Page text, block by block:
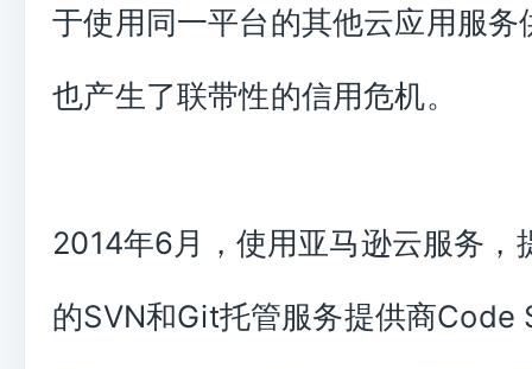
于使用同一平台的其他云应用服务
也产生了联带性的信用危机。
2014年6月，使用亚马逊云服务，
的SVN和Git托管服务提供商Code